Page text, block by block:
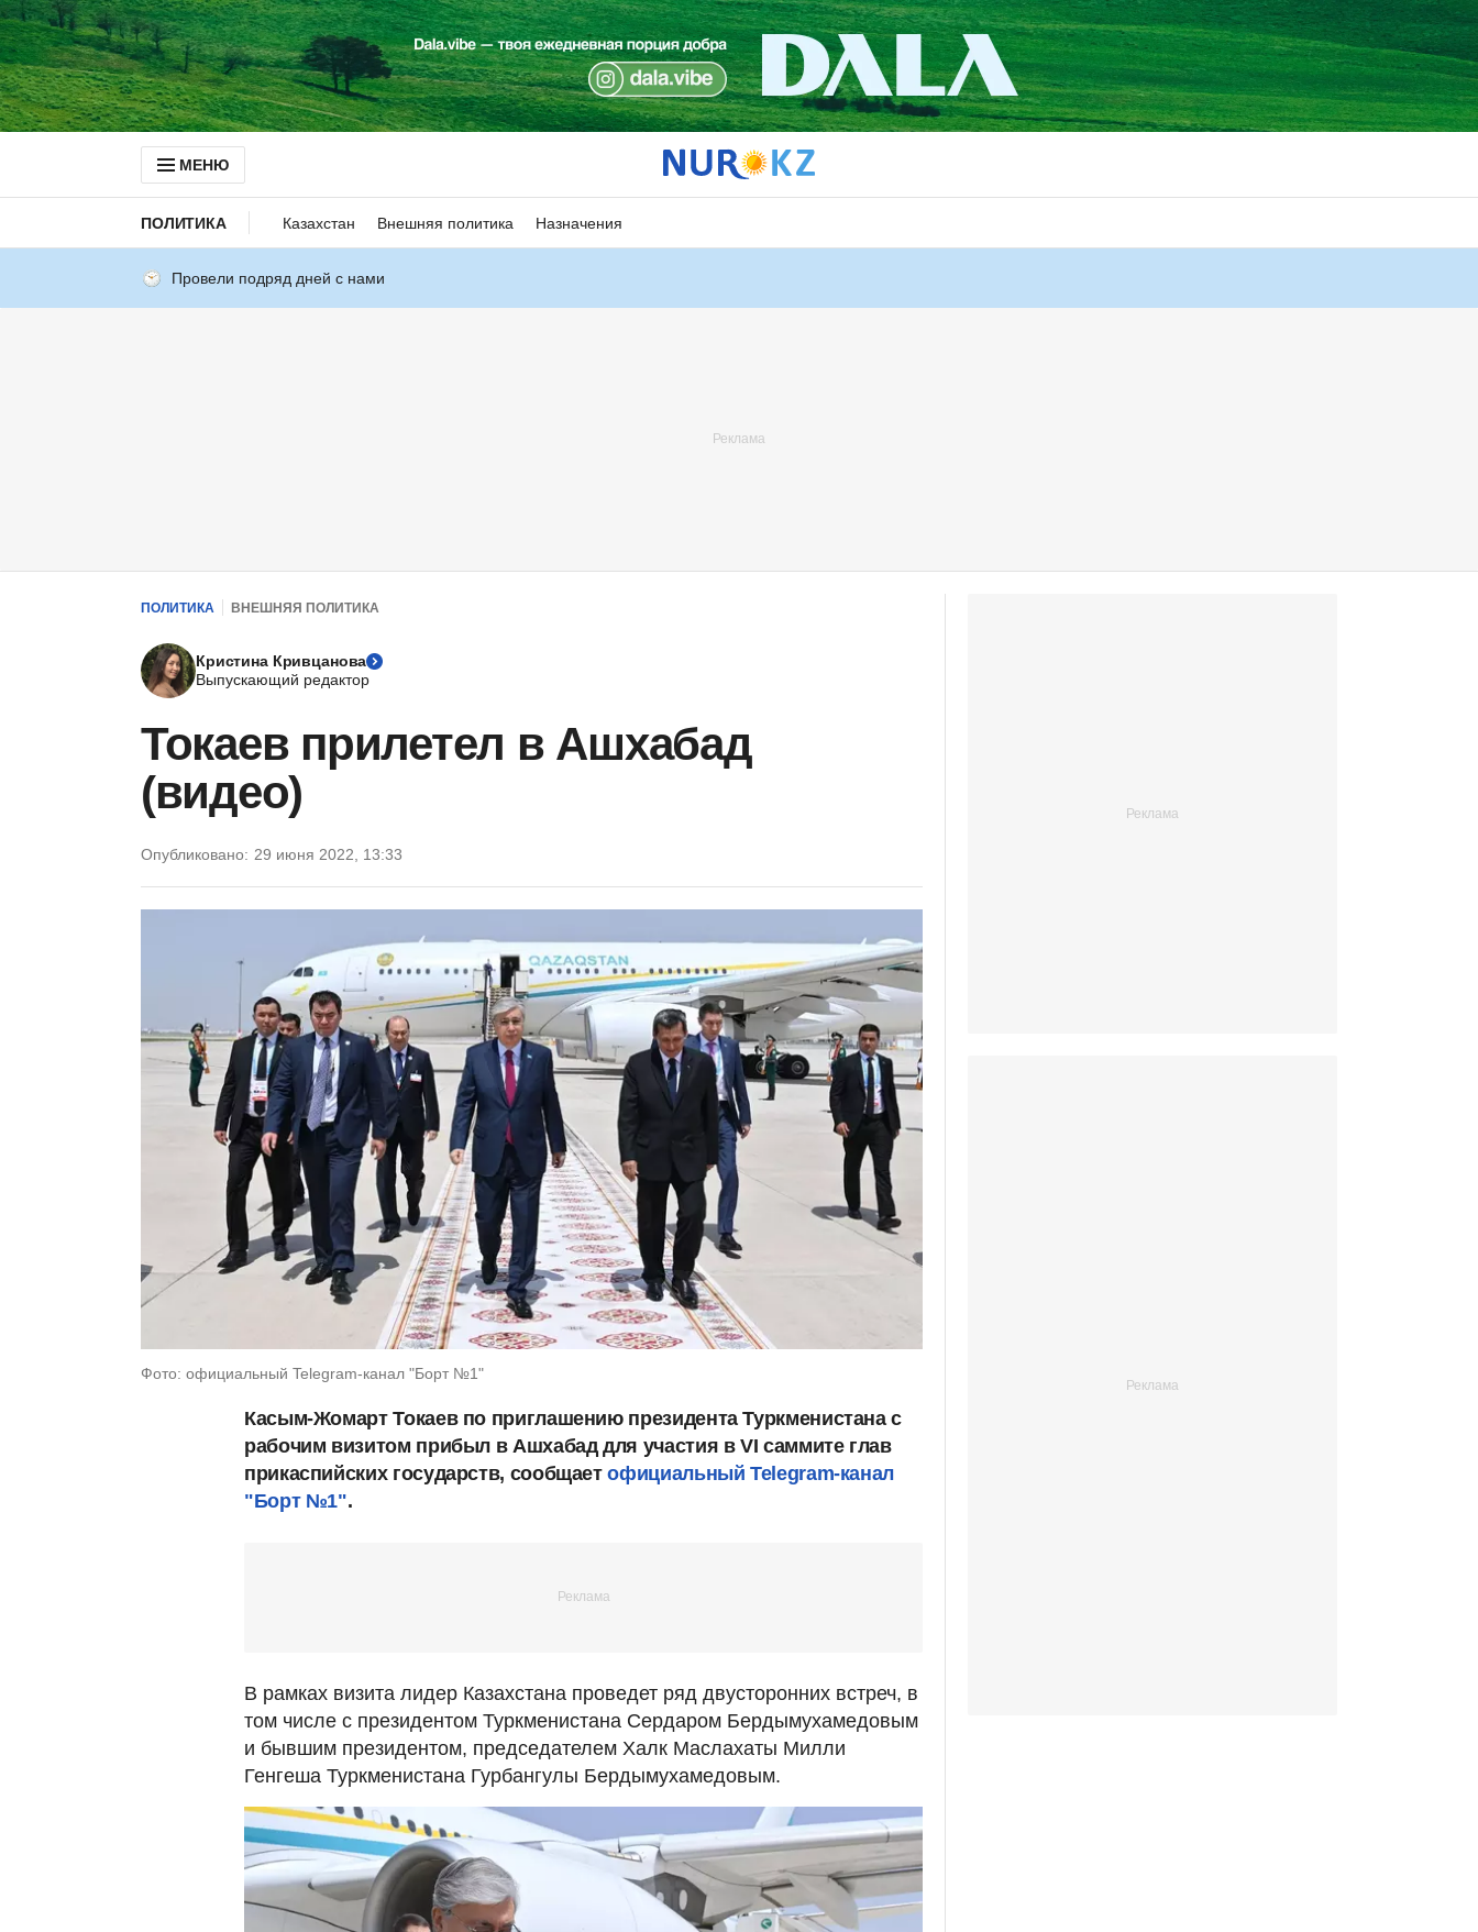
МЕНЮ
ПОЛИТИКА Казахстан Внешняя политика Назначения
Провели подряд дней с нами
ПОЛИТИКА ВНЕШНЯЯ ПОЛИТИКА
Кристина Кривцанова
Выпускающий редактор
Токаев прилетел в Ашхабад
(видео)
Опубликовано: 29 июня 2022, 13:33
Фото: официальный Telegram-канал "Борт №1"
Касым-Жомарт Токаев по приглашению президента Туркменистана с
рабочим визитом прибыл в Ашхабад для участия в VI саммите глав
прикаспийских государств, сообщаетофициальный Telegram-канал
"Борт №1".
В рамках визита лидер Казахстана проведет ряд двусторонних встреч, в
том числе с президентом Туркменистана Сердаром Бердымухамедовым
и бывшим президентом, председателем Халк Маслахаты Милли
Генгеша Туркменистана Гурбангулы Бердымухамедовым.